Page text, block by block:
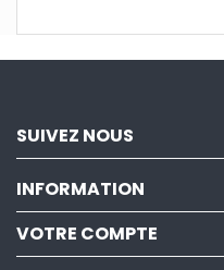
SUIVEZ NOUS
INFORMATION
VOTRE COMPTE